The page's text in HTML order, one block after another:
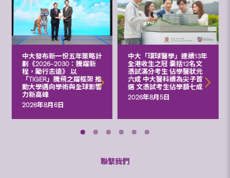
中大發布新一份五年策略計
劃《2026‒2030：騰躍新
程，勵行志遠》 以
「TIGER」騰飛之躍框架 推
動大學邁向學術與全球影響
力新高峰
2026年8月6日
中大「環球醫學」連續13年
全港收生之冠 囊括12名文
憑試滿分考生 佔學醫狀元
六成 中大醫科續為尖子首
選 文憑試考生佔學額七成
2026年8月5日
聯繫我們